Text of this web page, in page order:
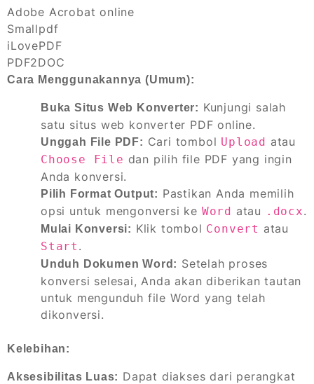
Adobe Acrobat online
Smallpdf
iLovePDF
PDF2DOC
Cara Menggunakannya (Umum):
Buka Situs Web Konverter: Kunjungi salah
satu situs web konverter PDF online.
Unggah File PDF: Cari tombol Upload atau
Choose File dan pilih file PDF yang ingin
Anda konversi.
Pilih Format Output: Pastikan Anda memilih
opsi untuk mengonversi ke Word atau .docx.
Mulai Konversi: Klik tombol Convert atau
Start .
Unduh Dokumen Word: Setelah proses
konversi selesai, Anda akan diberikan tautan
untuk mengunduh file Word yang telah
dikonversi.
Kelebihan:
Aksesibilitas Luas: Dapat diakses dari perangkat